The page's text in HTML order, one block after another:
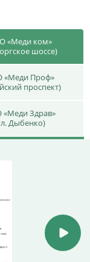
«Меди ком»
шоссе)
Проф»
проспект)
Здрав»
Дыбенко)